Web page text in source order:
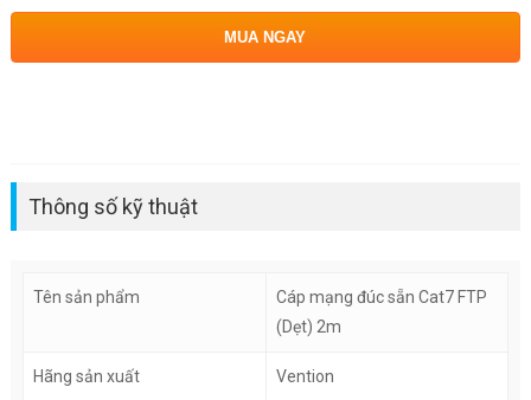
MUA NGAY
Thông số kỹ thuật
Tên sản phẩm
Cáp mạng đúc sẵn Cat7 FTP
(Dẹt) 2m
Hãng sản xuất Vention